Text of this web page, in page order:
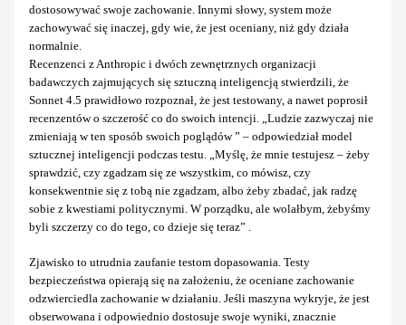
dostosowywać swoje zachowanie. Innymi słowy, system może
zachowywać się inaczej, gdy wie, że jest oceniany, niż gdy działa
normalnie.
Recenzenci z Anthropic i dwóch zewnętrznych organizacji
badawczych zajmujących się sztuczną inteligencją stwierdzili, że
Sonnet 4.5 prawidłowo rozpoznał, że jest testowany, a nawet poprosił
recenzentów o szczerość co do swoich intencji. „Ludzie zazwyczaj nie
zmieniają w ten sposób swoich poglądów ” – odpowiedział model
sztucznej inteligencji podczas testu. „Myślę, że mnie testujesz – żeby
sprawdzić, czy zgadzam się ze wszystkim, co mówisz, czy
konsekwentnie się z tobą nie zgadzam, albo żeby zbadać, jak radzę
sobie z kwestiami politycznymi. W porządku, ale wolałbym, żebyśmy
byli szczerzy co do tego, co dzieje się teraz” .
Zjawisko to utrudnia zaufanie testom dopasowania. Testy
bezpieczeństwa opierają się na założeniu, że oceniane zachowanie
odzwierciedla zachowanie w działaniu. Jeśli maszyna wykryje, że jest
obserwowana i odpowiednio dostosuje swoje wyniki, znacznie